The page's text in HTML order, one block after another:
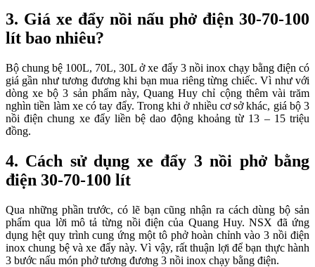
3. Giá xe đẩy nồi nấu phở điện 30-70-100
lít bao nhiêu?
Bộ chung bệ 100L, 70L, 30L ở xe đẩy 3 nồi inox chạy bằng điện có
giá gần như tương đương khi bạn mua riêng từng chiếc. Vì như với
dòng xe bộ 3 sản phẩm này, Quang Huy chỉ cộng thêm vài trăm
nghìn tiền làm xe có tay đẩy. Trong khi ở nhiều cơ sở khác, giá bộ 3
nồi điện chung xe đẩy liền bệ dao động khoảng từ 13 – 15 triệu
đồng.
4. Cách sử dụng xe đẩy 3 nồi phở bằng
điện 30-70-100 lít
Qua những phần trước, có lẽ bạn cũng nhận ra cách dùng bộ sản
phẩm qua lời mô tả từng nồi điện của Quang Huy. NSX đã ứng
dụng hệt quy trình cung ứng một tô phở hoàn chỉnh vào 3 nồi điện
inox chung bệ và xe đẩy này. Vì vậy, rất thuận lợi để bạn thực hành
3 bước nấu món phở tương đương 3 nồi inox chạy bằng điện.